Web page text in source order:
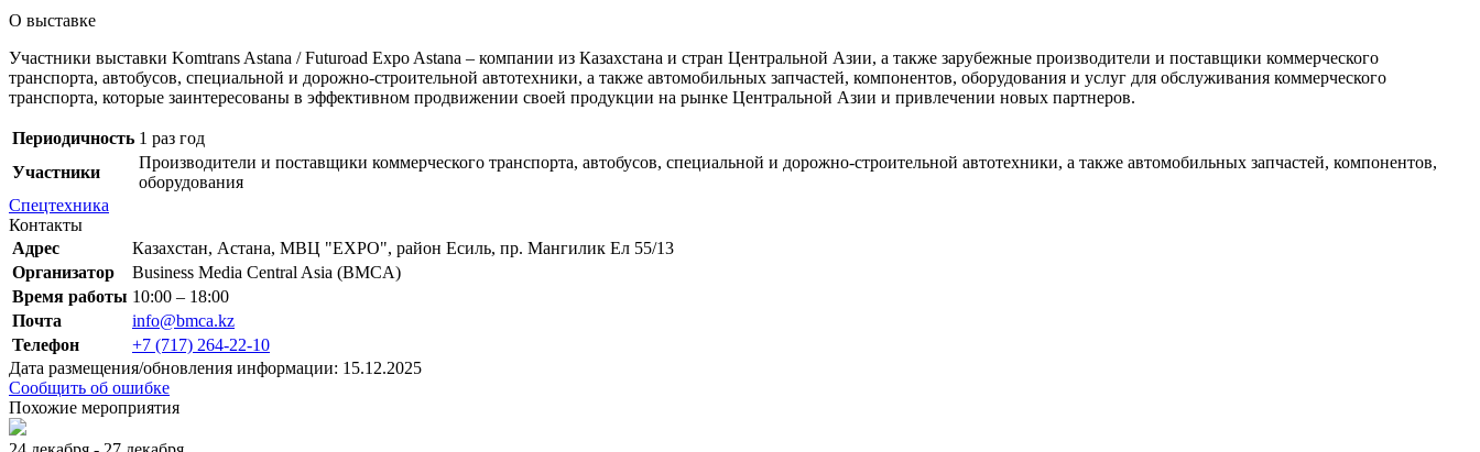
О выставке
Участники выставки Komtrans Astana / Futuroad Expo Astana – компании из Казахстана и стран Центральной Азии, а также зарубежные производители и поставщики коммерческого
транспорта, автобусов, специальной и дорожно-строительной автотехники, а также автомобильных запчастей, компонентов, оборудования и услуг для обслуживания коммерческого
транспорта, которые заинтересованы в эффективном продвижении своей продукции на рынке Центральной Азии и привлечении новых партнеров.
Периодичность 1 раз год
Участники
Производители и поставщики коммерческого транспорта, автобусов, специальной и дорожно-строительной автотехники, а также автомобильных запчастей, компонентов,
оборудования
Спецтехника
Контакты
Адрес
Казахстан, Астана, МВЦ "EXPO", район Есиль, пр. Мангилик Ел 55/13
Организатор
Business Media Central Asia (BMCA)
Время работы 10:00 – 18:00
Почта
info@bmca.kz
Телефон
+7 (717) 264-22-10
Дата размещения/обновления информации: 15.12.2025
Сообщить об ошибке
Похожие мероприятия